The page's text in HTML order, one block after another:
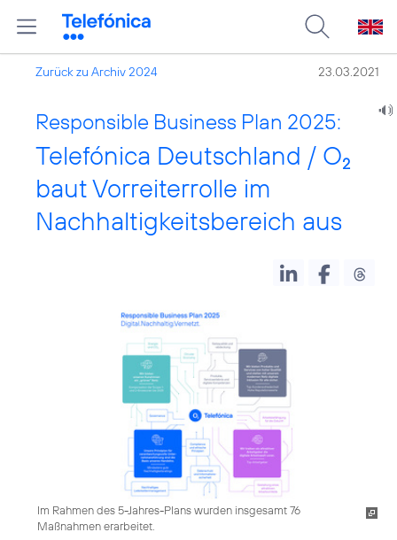
Zurück zu Archiv 2024 23.03.2021
Responsible Business Plan 2025:
Telefónica Deutschland / O2
baut Vorreiterrolle im
Nachhaltigkeitsbereich aus
Im Rahmen des 5-Jahres-Plans wurden insgesamt 76
Maßnahmen erarbeitet.